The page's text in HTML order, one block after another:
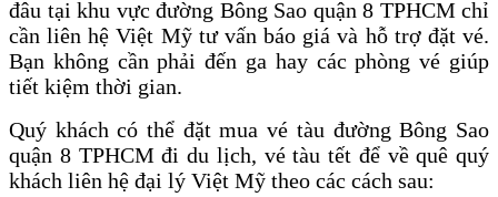
đâu tại khu vực đường Bông Sao quận 8 TPHCM chỉ
cần liên hệ Việt Mỹ tư vấn báo giá và hỗ trợ đặt vé.
Bạn không cần phải đến ga hay các phòng vé giúp
tiết kiệm thời gian.
Quý khách có thể đặt mua vé tàu đường Bông Sao
quận 8 TPHCM đi du lịch, vé tàu tết để về quê quý
khách liên hệ đại lý Việt Mỹ theo các cách sau: